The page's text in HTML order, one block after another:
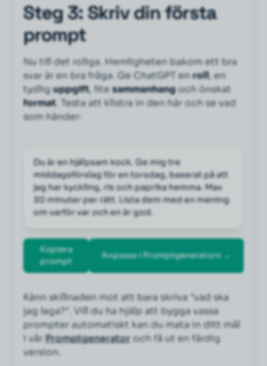
Steg 3: Skriv din första
prompt
Nu till det roliga. Hemligheten bakom ett bra
svar är en bra fråga. Ge ChatGPT enroll, en
tydliguppgift, litesammanhangoch önskat
format. Testa att klistra in den här och se vad
som händer:
Du är en hjälpsam kock. Ge mig tre
middagsförslag för en torsdag, baserat på att
jag har kyckling, ris och paprika hemma. Max
30 minuter per rätt. Lista dem med en mening
om varför var och en är god.
Kopiera
prompt
Anpassa i Promptgeneratorn →
Känn skillnaden mot att bara skriva "vad ska
jag laga?". Vill du ha hjälp att bygga vassa
prompter automatiskt kan du mata in ditt mål
i vårPromptgenerator och få ut en färdig
version.